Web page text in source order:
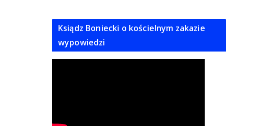
Ksiądz Boniecki o kościelnym zakazie
wypowiedzi